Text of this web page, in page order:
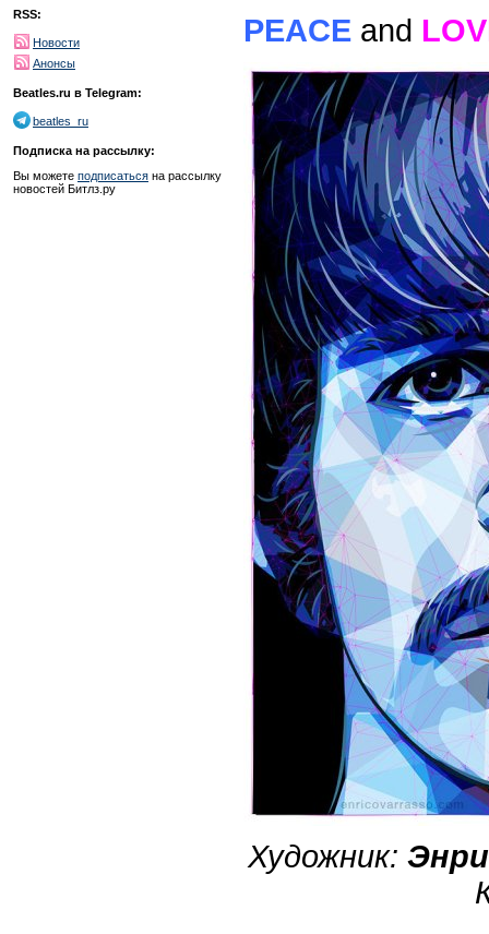
RSS:
Новости
Анонсы
Beatles.ru в Telegram:
beatles_ru
Подписка на рассылку:
Вы можете подписаться на рассылку
новостей Битлз.ру
PEACE and
Художник: